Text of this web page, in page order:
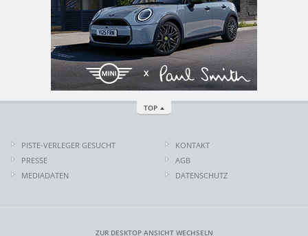
TOP
PISTE-VERLEGER GESUCHT
PRESSE
MEDIADATEN
KONTAKT
AGB
DATENSCHUTZ
ZUR DESKTOP ANSICHT WECHSELN